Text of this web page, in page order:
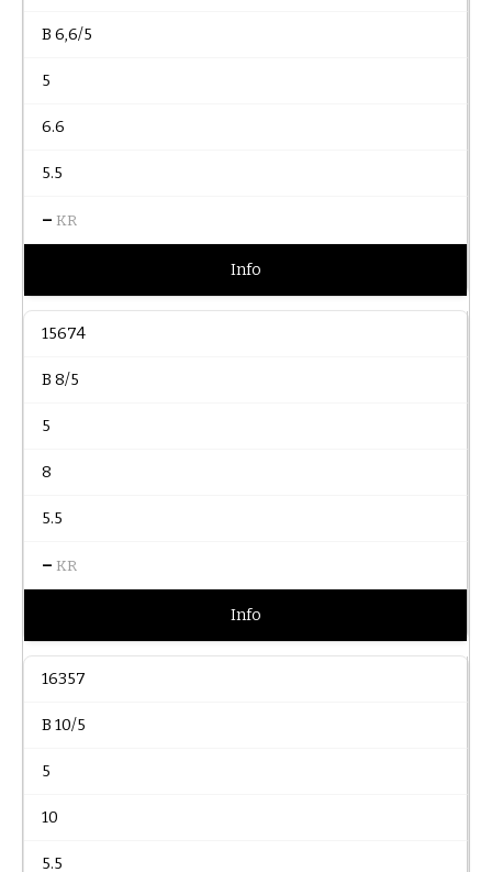
B 6,6/5
5
6.6
5.5
– KR
Info
15674
B 8/5
5
8
5.5
– KR
Info
16357
B 10/5
5
10
5.5